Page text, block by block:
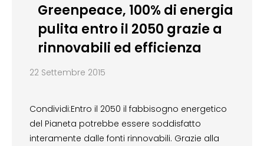
Greenpeace, 100% di energia
pulita entro il 2050 grazie a
rinnovabili ed efficienza
22 Settembre 2015
Condividi:Entro il 2050 il fabbisogno energetico
del Pianeta potrebbe essere soddisfatto
interamente dalle fonti rinnovabili. Grazie alla